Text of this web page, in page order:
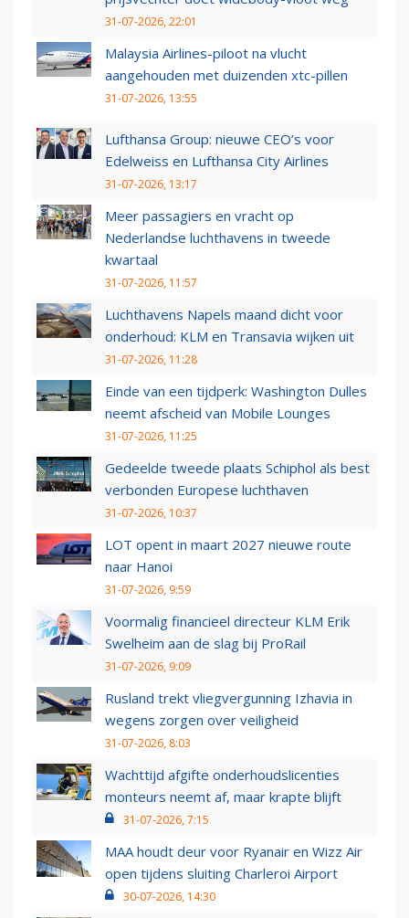
31-07-2026, 22:01
Malaysia Airlines-piloot na vlucht
aangehouden met duizenden xtc-pillen
31-07-2026, 13:55
Lufthansa Group: nieuwe CEO’s voor
Edelweiss en Lufthansa City Airlines
31-07-2026, 13:17
Meer passagiers en vracht op
Nederlandse luchthavens in tweede
kwartaal
31-07-2026, 11:57
Luchthavens Napels maand dicht voor
onderhoud: KLM en Transavia wijken uit
31-07-2026, 11:28
Einde van een tijdperk: Washington Dulles
neemt afscheid van Mobile Lounges
31-07-2026, 11:25
Gedeelde tweede plaats Schiphol als best
verbonden Europese luchthaven
31-07-2026, 10:37
LOT opent in maart 2027 nieuwe route
naar Hanoi
31-07-2026, 9:59
Voormalig financieel directeur KLM Erik
Swelheim aan de slag bij ProRail
31-07-2026, 9:09
Rusland trekt vliegvergunning Izhavia in
wegens zorgen over veiligheid
31-07-2026, 8:03
Wachttijd afgifte onderhoudslicenties
monteurs neemt af, maar krapte blijft
31-07-2026, 7:15
MAA houdt deur voor Ryanair en Wizz Air
open tijdens sluiting Charleroi Airport
30-07-2026, 14:30